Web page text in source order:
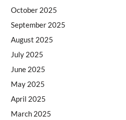
October 2025
September 2025
August 2025
July 2025
June 2025
May 2025
April 2025
March 2025